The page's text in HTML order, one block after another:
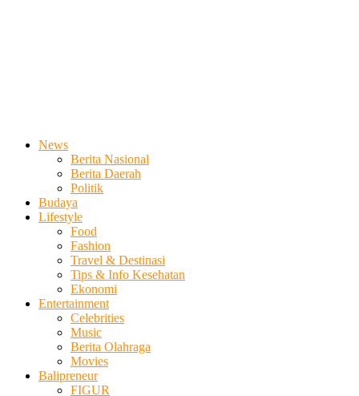
News
Berita Nasional
Berita Daerah
Politik
Budaya
Lifestyle
Food
Fashion
Travel & Destinasi
Tips & Info Kesehatan
Ekonomi
Entertainment
Celebrities
Music
Berita Olahraga
Movies
Balipreneur
FIGUR